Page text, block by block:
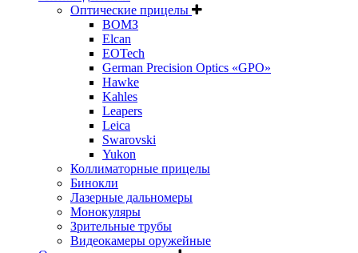
Оптические прицелы
ВОМЗ
Elcan
EOTech
German Precision Optics «GPO»
Hawke
Kahles
Leapers
Leica
Swarovski
Yukon
Коллиматорные прицелы
Бинокли
Лазерные дальномеры
Монокуляры
Зрительные трубы
Видеокамеры оружейные